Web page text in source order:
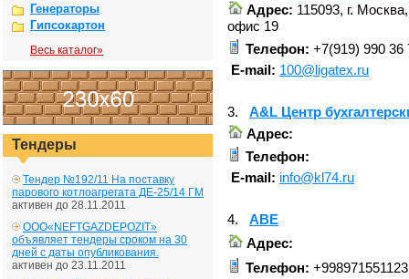
Генераторы
Гипсокартон
Весь каталог»
Тендеры
Тендер №192/11 На поставку
парового котлоагрегата ДЕ-25/14 ГМ
активен до 28.11.2011
ООО«NEFTGAZDEPOZIT»
объявляет тендеры сроком на 30
дней с даты опубликования.
активен до 23.11.2011
Адрес: 115093, г.
офис 19
Телефон: +7(919) 990 36
E-mail: 100@ligatex.ru
3. A&L Центр
Адрес:
Телефон:
E-mail: info@kl74.ru
4. ABE
Адрес:
Телефон: +998971551123